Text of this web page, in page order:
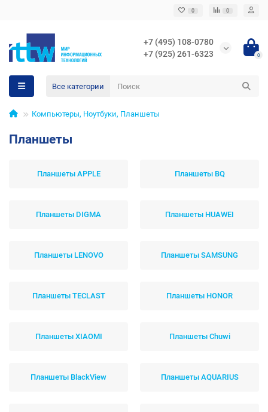
0 0
+7 (495) 108-0780
+7 (925) 261-6323
0
Все категории
Компьютеры, Ноутбуки, Планшеты
Планшеты
Планшеты APPLE Планшеты BQ
Планшеты DIGMA Планшеты HUAWEI
Планшеты LENOVO Планшеты SAMSUNG
Планшеты TECLAST Планшеты HONOR
Планшеты XIAOMI Планшеты Chuwi
Планшеты BlackView Планшеты AQUARIUS